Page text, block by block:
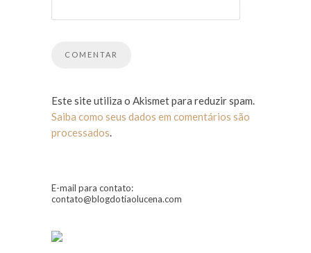
Este site utiliza o Akismet para reduzir spam.
Saiba como seus dados em comentários são
processados.
E-mail para contato:
contato@blogdotiaolucena.com